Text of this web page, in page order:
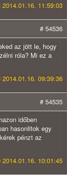
11:59:03
# 54536
az jött le, hogy
róla? Mi ez a
09:39:36
# 54535
időben
hasonlitok egy
pénzt az
2014.01.16. 10:01:45